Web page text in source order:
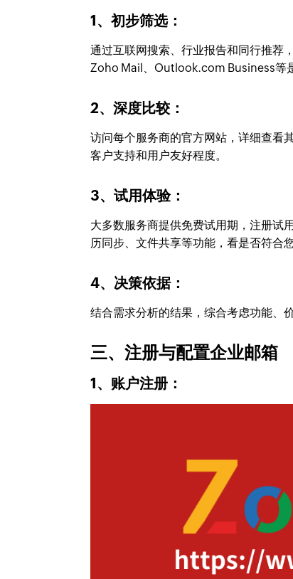
1、初步筛选：
通过互联网搜索、行业报告和同行推荐
Zoho Mail、Outlook.com Business等
2、深度比较：
访问每个服务商的官方网站，详细查看
客户支持和用户友好程度。
3、试用体验：
大多数服务商提供免费试用期，注册试
历同步、文件共享等功能，看是否符合
4、决策依据：
结合需求分析的结果，综合考虑功能、
三、注册与配置企业邮箱
1、账户注册：